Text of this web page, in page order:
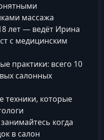
массажа
лет — ведёт Ирина
с медицинским
практики: всего 10
салонных
техники, которые
когда
в салон